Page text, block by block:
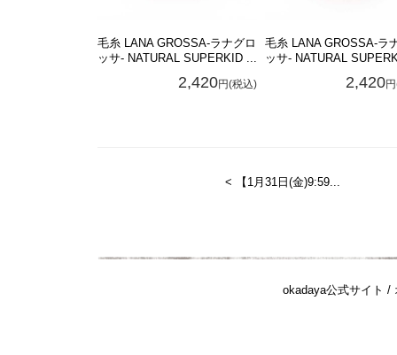
毛糸 LANA GROSSA-ラナグロ
ッサ- NATURAL SUPERKID ...
2,420円(税込)
毛糸 LANA GROSSA-ラ
ッサ- NATURAL
2,420
< 【1月31日(金)9:59...
okadaya公式サイト /